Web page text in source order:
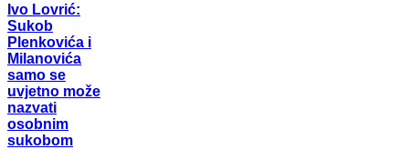
Ivo Lovrić:
Sukob
Plenkovića i
Milanovića
samo se
uvjetno može
nazvati
osobnim
sukobom